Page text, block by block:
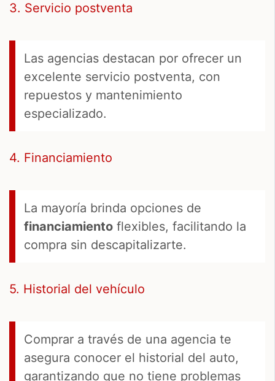
3. Servicio postventa
Las agencias destacan por ofrecer un
excelente servicio postventa, con
repuestos y mantenimiento
especializado.
4. Financiamiento
La mayoría brinda opciones de
financiamiento flexibles, facilitando la
compra sin descapitalizarte.
5. Historial del vehículo
Comprar a través de una agencia te
asegura conocer el historial del auto,
garantizando que no tiene problemas